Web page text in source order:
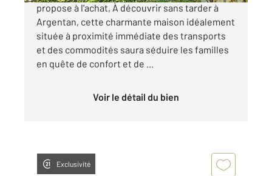
propose à l'achat, À découvrir sans tarder à
Argentan, cette charmante maison idéalement
située à proximité immédiate des transports
et des commodités saura séduire les familles
en quête de confort et de ...
Voir le détail du bien
Exclusivité